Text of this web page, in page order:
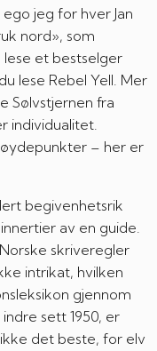
jeg for hver Jan
nord», som
lese et bestselger
lese Rebel Yell. Mer
Sølvstjernen fra
individualitet.
– her er
begivenhetsrik
av en guide.
skriveregler
intrikat, hvilken
gjennom
sett 1950, er
det beste, for elv